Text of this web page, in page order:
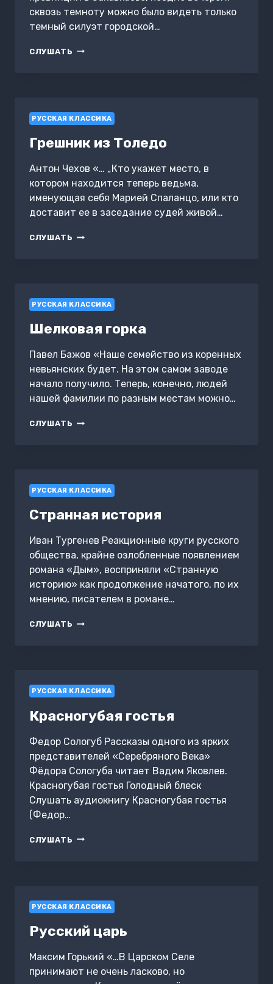
сквозь темноту можно было видеть только
темный силуэт городской…
СЛУШАТЬ ИЗ
РУССКАЯ КЛАССИКА
Грешник из Толедо
Антон Чехов «… „Кто укажет место, в
котором находится теперь ведьма,
именующая себя Марией Спаланцо, или кто
доставит ее в заседание судей живой…
СЛУШАТЬ ГРЕШНИК
РУССКАЯ КЛАССИКА
Шелковая горка
Павел Бажов «Наше семейство из коренных
невьянских будет. На этом самом заводе
начало получило. Теперь, конечно, людей
нашей фамилии по разным местам можно…
СЛУШАТЬ ШЕЛКОВАЯ
РУССКАЯ КЛАССИКА
Странная история
Иван Тургенев Реакционные круги русского
общества, крайне озлобленные появлением
романа «Дым», восприняли «Странную
историю» как продолжение начатого, по их
мнению, писателем в романе…
СЛУШАТЬ СТРАННАЯ
РУССКАЯ КЛАССИКА
Красногубая гостья
Федор Сологуб Рассказы одного из ярких
представителей «Серебряного Века»
Фёдора Сологуба читает Вадим Яковлев.
Красногубая гостья Голодный блеск
Слушать аудиокнигу Красногубая гостья
(Федор…
СЛУШАТЬ КРАСНОГУБАЯ
РУССКАЯ КЛАССИКА
Русский царь
Максим Горький «…В Царском Селе
принимают не очень ласково, но